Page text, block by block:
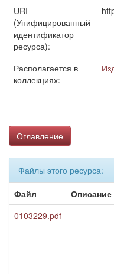
URI
(Унифицированный
идентификатор
ресурса):
Располагается в
коллекциях:
Оглавление
Файлы этого ресурса:
Файл
Описание
0103229.pdf